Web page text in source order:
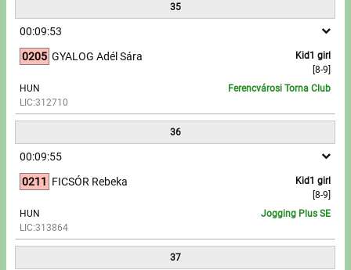
35
00:09:53
0205
Kid1 girl
[8-9]
GYALOG Adél Sára
HUN
LIC:312710
Ferencvárosi Torna Club
36
00:09:55
0211
Kid1 girl
[8-9]
FICSÓR Rebeka
HUN
LIC:313864
Jogging Plus SE
37